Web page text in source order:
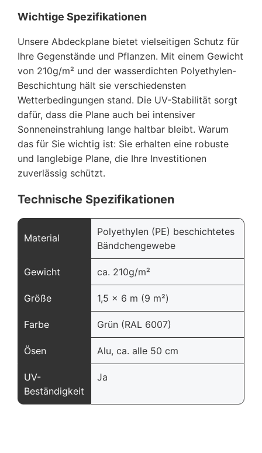
Wichtige Spezifikationen
Unsere Abdeckplane bietet vielseitigen Schutz für
Ihre Gegenstände und Pflanzen. Mit einem Gewicht
von 210g/m² und der wasserdichten Polyethylen-
Beschichtung hält sie verschiedensten
Wetterbedingungen stand. Die UV-Stabilität sorgt
dafür, dass die Plane auch bei intensiver
Sonneneinstrahlung lange haltbar bleibt. Warum
das für Sie wichtig ist: Sie erhalten eine robuste
und langlebige Plane, die Ihre Investitionen
zuverlässig schützt.
Technische Spezifikationen
Material
Polyethylen (PE) beschichtetes
Bändchengewebe
Gewicht ca. 210g/m²
Größe 1,5 x 6 m (9 m²)
Farbe Grün (RAL 6007)
Ösen Alu, ca. alle 50 cm
UV-
Beständigkeit
Ja